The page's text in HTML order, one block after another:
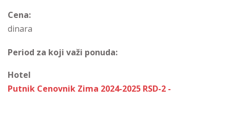
Cena:
dinara
Period za koji važi ponuda:
Hotel
Putnik Cenovnik Zima 2024-2025 RSD-2 -